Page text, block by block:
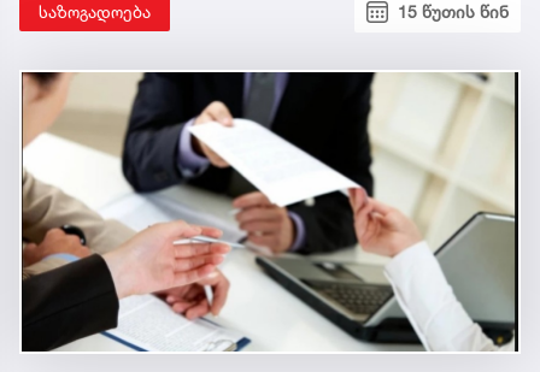
საზოგადოება 15 წუთის წინ